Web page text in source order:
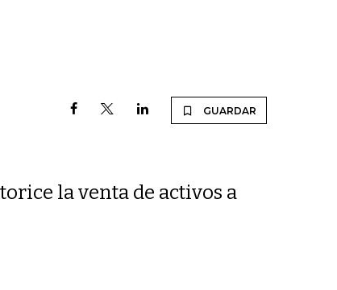
GUARDAR
la venta de activos a